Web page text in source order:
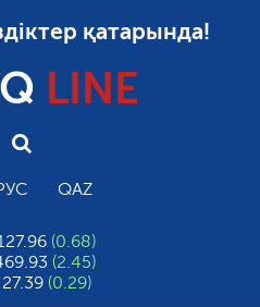
қатарында!
LINE
QAZ
(0.68)
(2.45)
(0.29)